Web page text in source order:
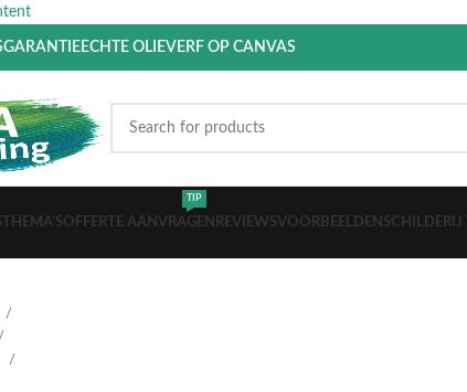
ECHTE OLIEVERF OP CANVAS
THEMA’SOFFERTE AANVRAGEN
TIP
REVIEWSVOORBEELDEN